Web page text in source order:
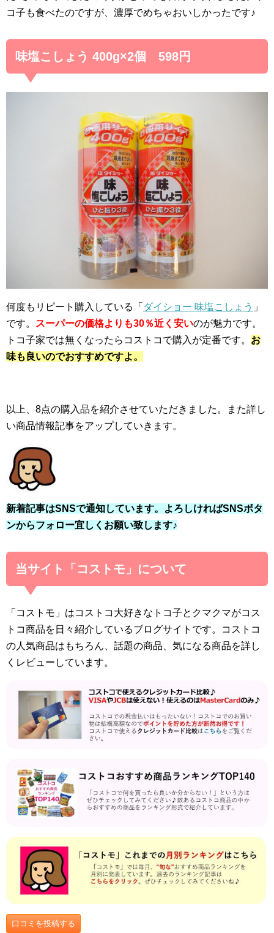
コ子も食べたのですが、濃厚でめちゃおいしかったです♪
味塩こしょう 400g×2個 598円
何度もリピート購入している「 ダイショー 味塩こしょう 」
です。 スーパーの価格よりも30％近く安いのが魅力です。
トコ子家では無くなったらコストコで購入が定番です。 お
味も良いのでおすすめですよ。
以上、8点の購入品を紹介させていただきました。また詳し
い商品情報記事をアップしていきます。
新着記事はSNSで通知しています。よろしければSNSボタ
ンからフォロー宜しくお願い致します♪
当サイト「コストモ」について
「コストモ」はコストコ大好きなトコ子とクマクマがコス
トコ商品を日々紹介しているブログサイトです。コストコ
の人気商品はもちろん、話題の商品、気になる商品を詳し
くレビューしています。
口コミを投稿する